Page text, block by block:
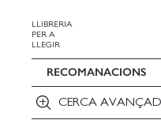
LLIBRERIA
PER A
LLEGIR
RECOMANACIONS
CERCA